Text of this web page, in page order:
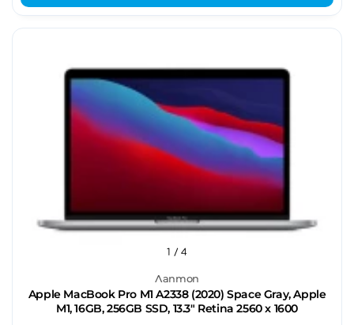
Лаптоп
Apple MacBook Pro M1 A2338 (2020) Space Gray, Apple
M1, 16GB, 256GB SSD, 13.3" Retina 2560 x 1600
1 / 4